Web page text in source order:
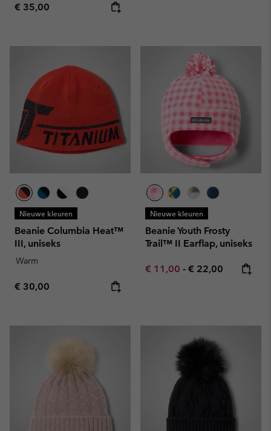
Regular price:
€ 35,00
Nieuwe kleuren
Beanie Columbia Heat™
III, uniseks
Warm
Regular price:
€ 30,00
Nieuwe kleuren
Beanie Youth Frosty
Trail™ II Earflap, uniseks
Minimum sale price:
€ 11,00 - Maximum price:
€ 22,00